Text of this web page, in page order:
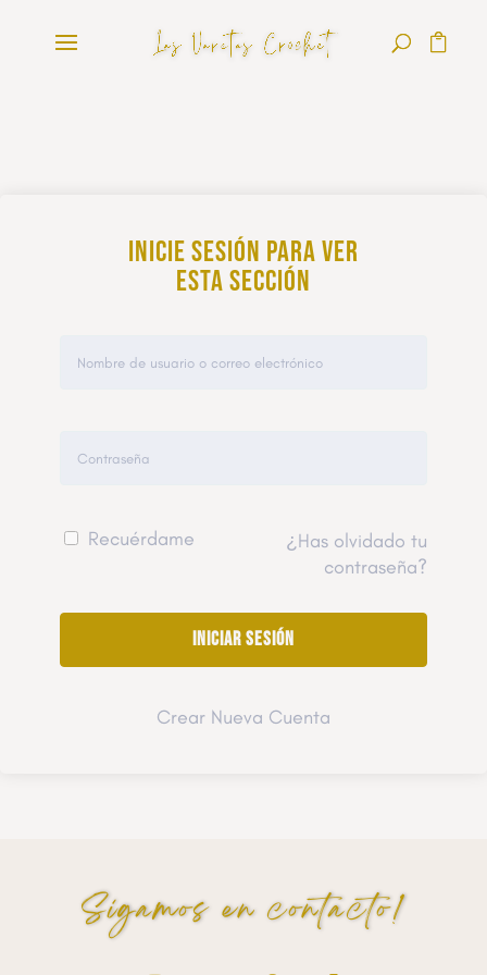
Inicie sesión para ver
esta sección
Recuérdame
¿Has olvidado tu
contraseña?
Crear Nueva Cuenta
Sigamos en contacto!